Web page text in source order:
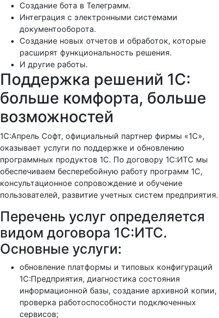
Создание бота в Телеграмм.
Интеграция с электронными системами
документооборота.
Создание новых отчетов и обработок, которые
расширят функциональность решения.
И другие работы.
Поддержка решений 1С:
больше комфорта, больше
возможностей
1C:Апрель Софт, официальный партнер фирмы «1С»,
оказывает услуги по поддержке и обновлению
программных продуктов 1С. По договору 1С:ИТС мы
обеспечиваем бесперебойную работу программ 1С,
консультационное сопровождение и обучение
пользователей, развитие учетных систем предприятия.
Перечень услуг определяется
видом договора 1С:ИТС.
Основные услуги:
обновление платформы и типовых конфигураций
1С:Предприятия, диагностика состояния
информационной базы, создание архивной копии,
проверка работоспособности подключенных
сервисов;